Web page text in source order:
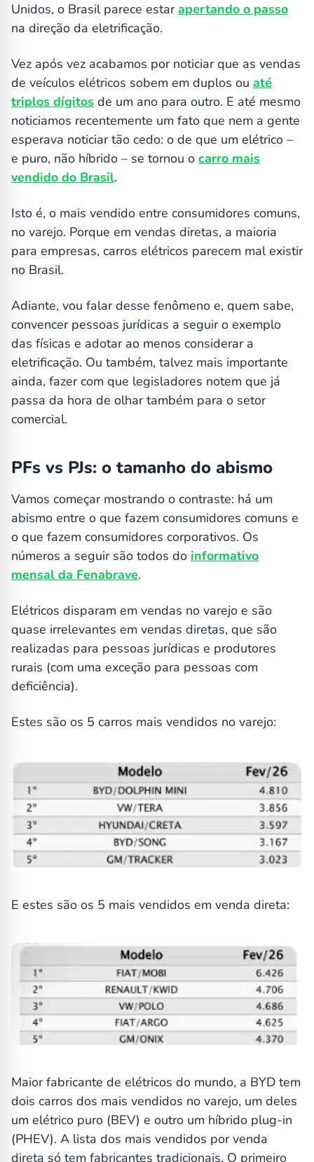
Unidos, o Brasil parece estarapertando o passo
na direção da eletrificação.
Vez após vez acabamos por noticiar que as vendas
de veículos elétricos sobem em duplos ou até
triplos dígitos de um ano para outro. E até mesmo
noticiamos recentemente um fato que nem a gente
esperava noticiar tão cedo: o de que um elétrico –
e puro, não híbrido – se tornou o carro mais
vendido do Brasil.
Isto é, o mais vendido entre consumidores comuns,
no varejo. Porque em vendas diretas, a maioria
para empresas, carros elétricos parecem mal existir
no Brasil.
Adiante, vou falar desse fenômeno e, quem sabe,
convencer pessoas jurídicas a seguir o exemplo
das físicas e adotar ao menos considerar a
eletrificação. Ou também, talvez mais importante
ainda, fazer com que legisladores notem que já
passa da hora de olhar também para o setor
comercial.
PFs vs PJs: o tamanho do abismo
Vamos começar mostrando o contraste: há um
abismo entre o que fazem consumidores comuns e
o que fazem consumidores corporativos. Os
números a seguir são todos do informativo
mensal da Fenabrave.
Elétricos disparam em vendas no varejo e são
quase irrelevantes em vendas diretas, que são
realizadas para pessoas jurídicas e produtores
rurais (com uma exceção para pessoas com
deficiência).
Estes são os 5 carros mais vendidos no varejo:
E estes são os 5 mais vendidos em venda direta:
Maior fabricante de elétricos do mundo, a BYD tem
dois carros dos mais vendidos no varejo, um deles
um elétrico puro (BEV) e outro um híbrido plug-in
(PHEV). A lista dos mais vendidos por venda
direta só tem fabricantes tradicionais. O primeiro